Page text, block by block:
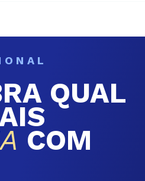
QUAL
COM